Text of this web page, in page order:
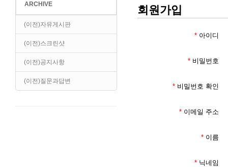
ARCHIVE
(이전)자유게시판
(이전)스크린샷
(이전)공지사항
(이전)질문과답변
회원가입
* 아이디
* 비밀번호
* 비밀번호 확인
* 이메일 주소
* 이름
* 닉네임